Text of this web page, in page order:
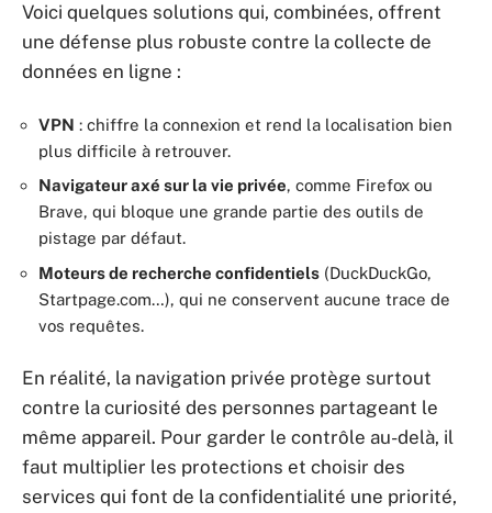
Voici quelques solutions qui, combinées, offrent
une défense plus robuste contre la collecte de
données en ligne :
VPN : chiffre la connexion et rend la localisation bien
plus difficile à retrouver.
Navigateur axé sur la vie privée, comme Firefox ou
Brave, qui bloque une grande partie des outils de
pistage par défaut.
Moteurs de recherche confidentiels (DuckDuckGo,
Startpage.com…), qui ne conservent aucune trace de
vos requêtes.
En réalité, la navigation privée protège surtout
contre la curiosité des personnes partageant le
même appareil. Pour garder le contrôle au-delà, il
faut multiplier les protections et choisir des
services qui font de la confidentialité une priorité,